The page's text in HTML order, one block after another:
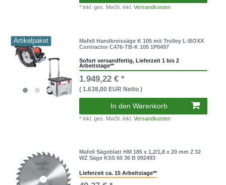
* inkl. ges. MwSt. inkl.Versandkosten
Artikelpaket
Mafell Handkreissäge K 105 mit Trolley L-BOXX
Contractor C476-TB-K 105 1P0497
Sofort versandfertig, Lieferzeit 1 bis 2
Arbeitstage**
1.949,22 € *
( 1.638,00 EUR Netto )
In den Warenkorb
* inkl. ges. MwSt. inkl.Versandkosten
Mafell Sägeblatt HM 185 x 1,2/1,8 x 20 mm Z 32
WZ Säge KSS 60 36 B 092493
Lieferzeit ca. 15 Arbeitstage**